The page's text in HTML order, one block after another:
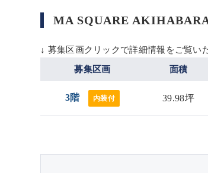
MA SQUARE
↓ 募集区画クリックで詳細情報をご覧い
募集区画 面積
3階 内装付 39.98坪